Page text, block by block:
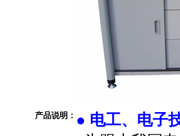
产品说明： ● 电工、电子